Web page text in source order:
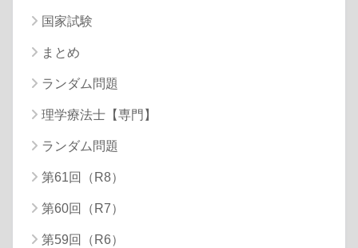
国家試験
まとめ
ランダム問題
理学療法士【専門】
ランダム問題
第61回（R8）
第60回（R7）
第59回（R6）